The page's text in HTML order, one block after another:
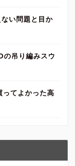
い問題と目か
の吊り編みスウ
ってよかった高